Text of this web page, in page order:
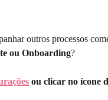
outros processos
ou Onboarding?
ou clicar no ícone